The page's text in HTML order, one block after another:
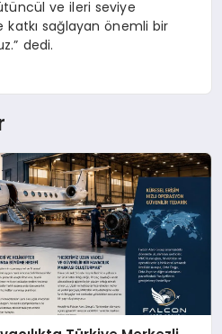
ve ileri seviye
katkı sağlayan önemli bir
dedi.